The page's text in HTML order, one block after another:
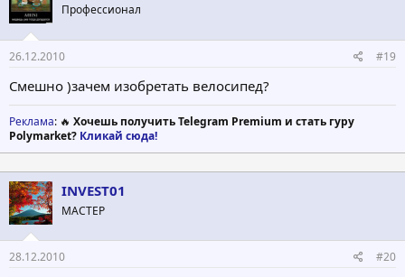
Профессионал
26.12.2010 #19
Смешно )зачем изобретать велосипед?
Реклама: 🔥 Хочешь получить Telegram Premium и стать гуру
Polymarket? Кликай сюда!
INVEST01
МАСТЕР
28.12.2010 #20